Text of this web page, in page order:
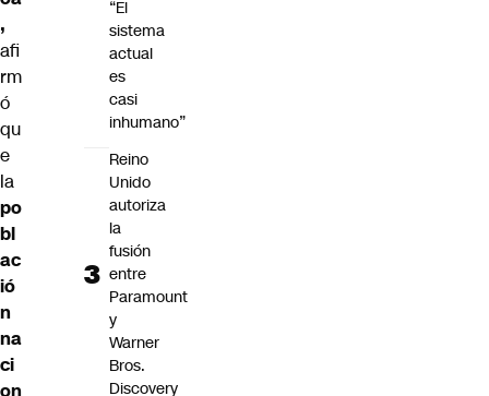
,
afi
rm
ó
qu
e
la
po
bl
ac
ió
n
na
ci
on
“El
sistema
actual
es
casi
inhumano”
Reino
Unido
autoriza
la
fusión
entre
Paramount
y
Warner
Bros.
Discovery